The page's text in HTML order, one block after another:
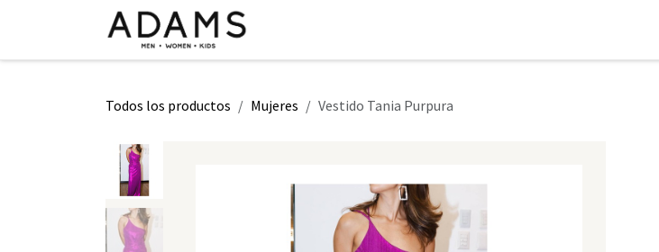
Todos los productos Mujeres Vestido Tania Purpura